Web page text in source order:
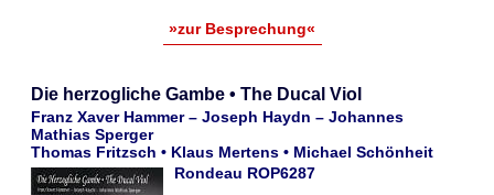
»zur Besprechung«
Die herzogliche Gambe • The Ducal Viol
Franz Xaver Hammer – Joseph Haydn – Johannes
Mathias Sperger
Thomas Fritzsch • Klaus Mertens • Michael Schönheit
Rondeau ROP6287